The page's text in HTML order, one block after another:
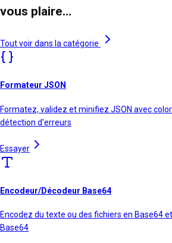
vous plaire…
Tout voir dans la catégorie
Formateur JSON
Formatez, validez et minifiez JSON avec
détection d'erreurs
Essayer
Encodeur/Décodeur Base64
Encodez du texte ou des fichiers en Base64
Base64